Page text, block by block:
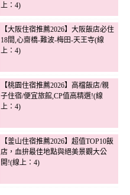
上：4)
【大阪住宿推薦2026】大阪飯店必住
18間,心齋橋-難波-梅田-天王寺(線
上：4)
【桃園住宿推薦2026】高檔飯店/親
子住宿/便宜旅館,CP值高精選!(線
上：4)
【釜山住宿推薦2026】超值TOP10飯
店，血拚最佳地點與絕美景觀大公
開!(線上：4)